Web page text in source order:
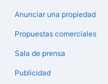
Anunciar una propiedad
Propuestas comerciales
Sala de prensa
Publicidad